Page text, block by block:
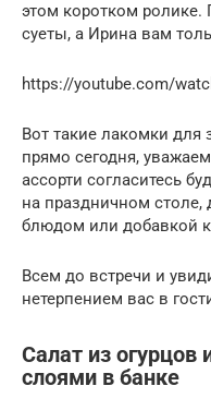
этом коротком ролике.
суеты, а Ирина вам
https://youtube.com/
Вот такие лакомки
прямо сегодня,
ассорти согласитесь
на праздничном
блюдом или добавкой к
Всем до встречи и
нетерпением вас в
Салат из огурцов
слоями в банке